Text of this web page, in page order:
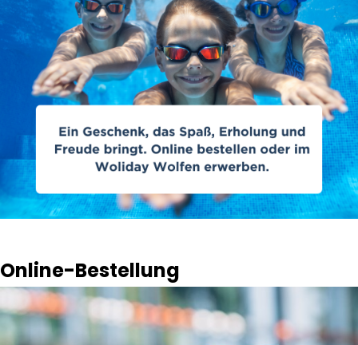
Online-Bestellung